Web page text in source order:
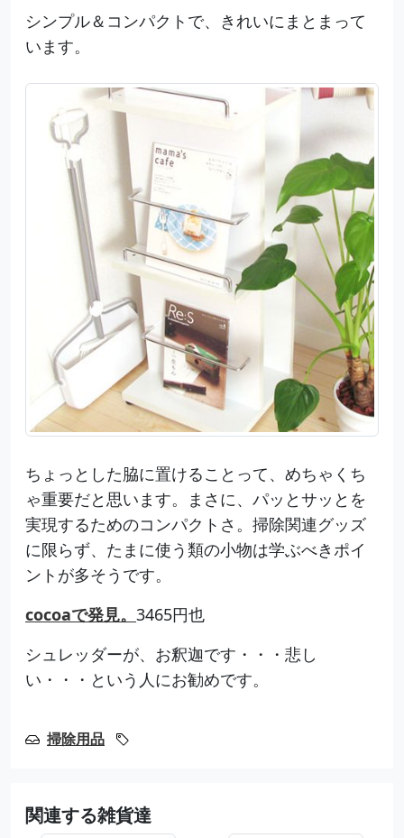
シンプル＆コンパクトで、きれいにまとまって
います。
ちょっとした脇に置けることって、めちゃくち
ゃ重要だと思います。まさに、パッとサッとを
実現するためのコンパクトさ。掃除関連グッズ
に限らず、たまに使う類の小物は学ぶべきポイ
ントが多そうです。
cocoaで発見。 3465円也
シュレッダーが、お釈迦です・・・悲し
い・・・という人にお勧めです。
掃除用品
関連する雑貨達